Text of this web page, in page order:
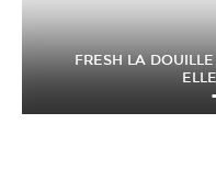
FRESH LA